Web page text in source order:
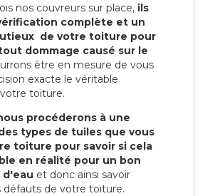
nos couvreurs sur place, ils
complète et un
de votre toiture pour
dommage causé sur le
être en mesure de vous
exacte le véritable
toiture.
procéderons à une
types de tuiles que vous
toiture pour savoir si cela
en réalité pour un bon
et donc ainsi savoir
défauts de votre toiture.